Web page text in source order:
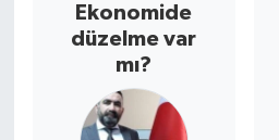
Ekonomide
düzelme var
mı?